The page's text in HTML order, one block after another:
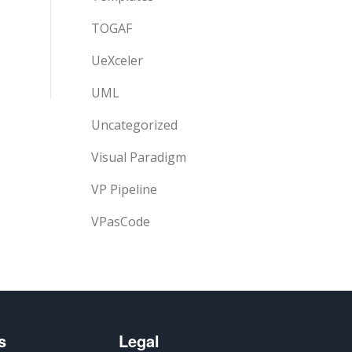
TOGAF
UeXceler
UML
Uncategorized
Visual Paradigm
VP Pipeline
VPasCode
Legal